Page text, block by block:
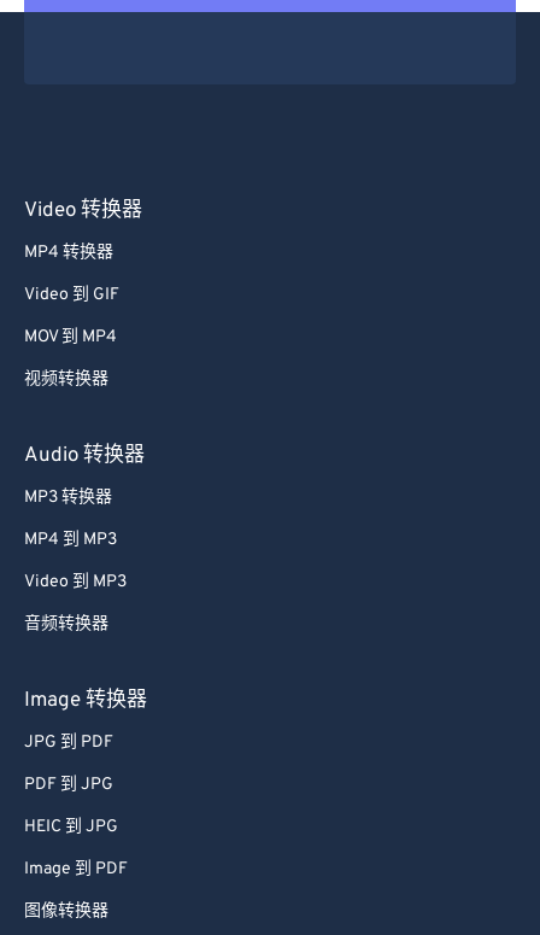
Video 转换器
MP4 转换器
Video 到 GIF
MOV 到 MP4
视频转换器
Audio 转换器
MP3 转换器
MP4 到 MP3
Video 到 MP3
音频转换器
Image 转换器
JPG 到 PDF
PDF 到 JPG
HEIC 到 JPG
Image 到 PDF
图像转换器